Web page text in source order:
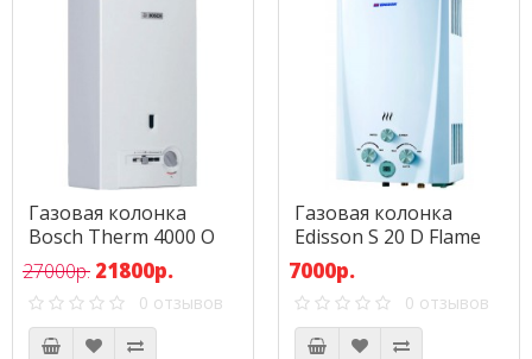
Газовая колонка
Bosch Therm 4000 O
WR 10-2P
27000р. 21800р.
0 отзывов
Газовая колонка
Edisson S 20 D Flame
7000р.
0 отзывов